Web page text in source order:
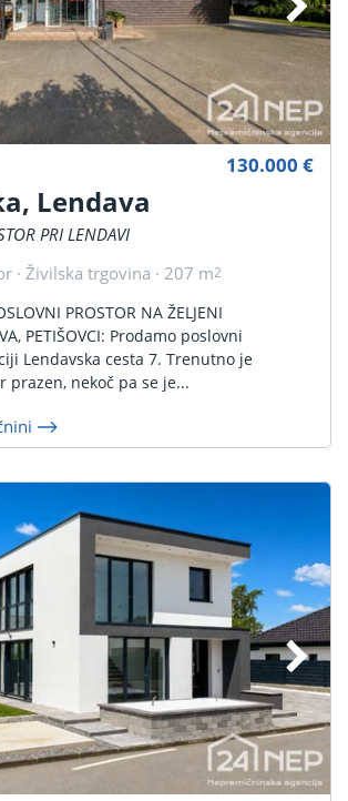
Lendava
PRI LENDAVI
· Živilska trgovina · 207 m2
130.000 €
PROSTOR NA ŽELJENI
PETIŠOVCI: Prodamo poslovni
Lendavska cesta 7. Trenutno je
prazen, nekoč pa se je...